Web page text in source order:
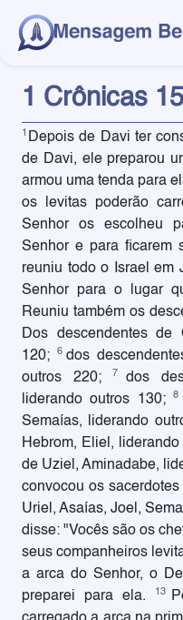
1 Crônicas 15
1 Depois de Davi ter
de Davi, ele preparou
armou uma tenda para
os levitas poderão
Senhor os escolheu
Senhor e para ficarem
reuniu todo o Israel em
Senhor para o lugar
Reuniu também os
Dos descendentes de
120;
6 dos
outros 220;
7
dos
liderando outros 130;8
Semaías, liderando
Hebrom, Eliel,
de Uziel, Aminadabe,
convocou os
Uriel, Asaías, Joel,
disse: "Vocês são os
seus companheiros
a arca do Senhor, o
preparei para ela.
13